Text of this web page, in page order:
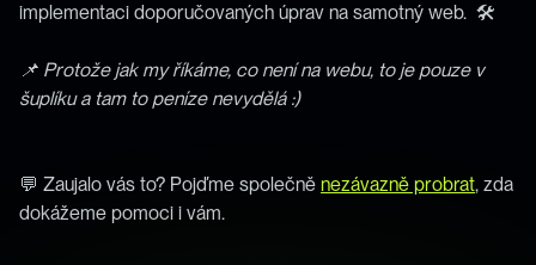
implementaci doporučovaných úprav na samotný web.  🛠️
📌 Protože jak my říkáme, co není na webu, to je pouze v
šuplíku a tam to peníze nevydělá :)
💬 Zaujalo vás to? Pojďme společně nezávazně probrat, zda
dokážeme pomoci i vám.